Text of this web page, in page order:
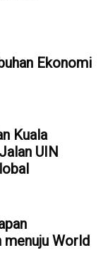
Ekonomi
Kuala
UIN
World